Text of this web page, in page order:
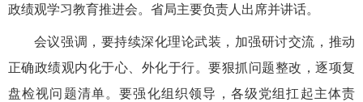
政绩观学习教育推进会。省局主要负责人出席并讲话。
会议强调，要持续深化理论武装，加强研讨交流，推动
正确政绩观内化于心、外化于行。要狠抓问题整改，逐项复
盘检视问题清单。要强化组织领导，各级党组扛起主体责